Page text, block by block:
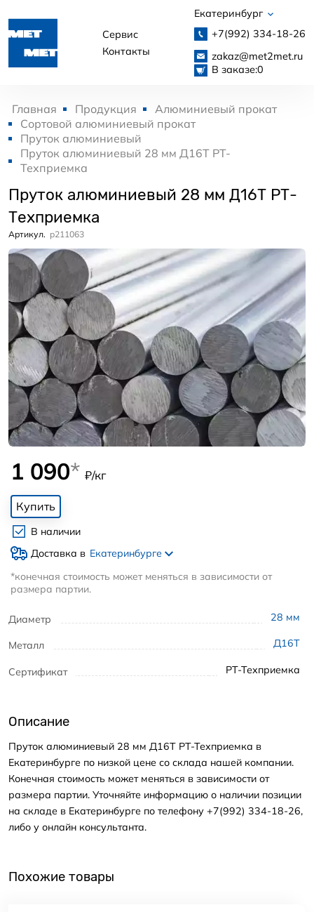
Сервис
Контакты
Екатеринбург
+7(992) 334-18-26
zakaz@met2met.ru
В заказе:0
Главная Продукция
Алюминиевый прокат
Сортовой алюминиевый прокат
Пруток алюминиевый
Пруток алюминиевый 28 мм Д16Т РТ-
Техприемка
Пруток алюминиевый 28 мм Д16Т РТ-
Техприемка
Артикул. p211063
Диаметр 28 мм
Металл Д16Т
Сертификат РТ-Техприемка
1 090* ₽/кг
Купить
В наличии
Доставка в Екатеринбурге
*конечная стоимость может меняться в зависимости от
размера партии.
Описание
Пруток алюминиевый 28 мм Д16Т РТ-Техприемка в
Екатеринбурге по низкой цене со склада нашей компании.
Конечная стоимость может меняться в зависимости от
размера партии. Уточняйте информацию о наличии позиции
на складе в Екатеринбурге по телефону +7(992) 334-18-26,
либо у онлайн консультанта.
Похожие товары